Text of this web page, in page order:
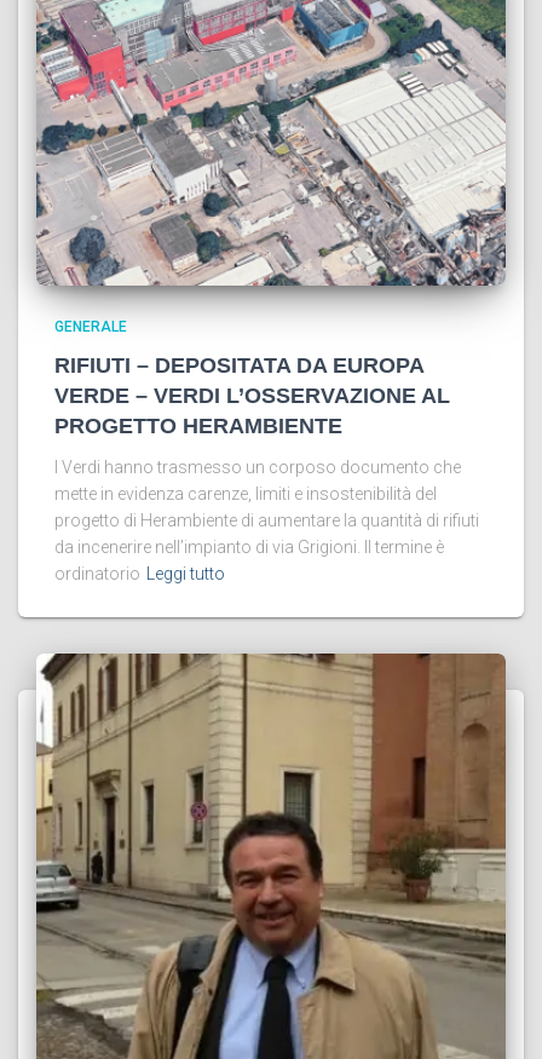
GENERALE
RIFIUTI – DEPOSITATA DA EUROPA
VERDE – VERDI L’OSSERVAZIONE AL
PROGETTO HERAMBIENTE
I Verdi hanno trasmesso un corposo documento che
mette in evidenza carenze, limiti e insostenibilità del
progetto di Herambiente di aumentare la quantità di rifiuti
da incenerire nell’impianto di via Grigioni. Il termine è
ordinatorio
Leggi tutto